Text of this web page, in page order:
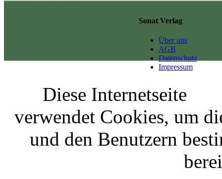
Sonat Verlag
Über uns
AGB
Datenschutz
Impressum
Diese Internetseite
verwendet Cookies, um
und den Benutzern